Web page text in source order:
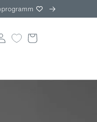
Warenkorb